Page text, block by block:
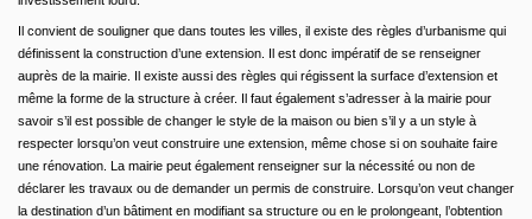
Il convient de souligner que dans toutes les villes, il existe des règles d’urbanisme qui
définissent la construction d’une extension. Il est donc impératif de se renseigner
auprès de la mairie. Il existe aussi des règles qui régissent la surface d’extension et
même la forme de la structure à créer. Il faut également s’adresser à la mairie pour
savoir s’il est possible de changer le style de la maison ou bien s’il y a un style à
respecter lorsqu’on veut construire une extension, même chose si on souhaite faire
une rénovation. La mairie peut également renseigner sur la nécessité ou non de
déclarer les travaux ou de demander un permis de construire. Lorsqu’on veut changer
la destination d’un bâtiment en modifiant sa structure ou en le prolongeant, l’obtention